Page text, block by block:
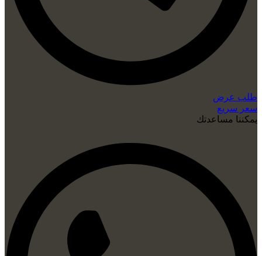
طلب عرض
سعر سريع
يمكننا مساعدتك